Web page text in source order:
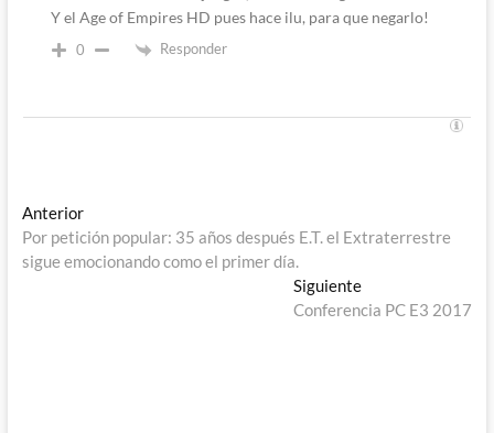
Y el Age of Empires HD pues hace ilu, para que negarlo!
0 Responder
Navegación
de
AnteriorEntrada
anterior:
Por petición popular: 35 años después E.T. el Extraterrestre
sigue emocionando como el primer día.
SiguienteEntrada
siguiente:
Conferencia PC E3 2017